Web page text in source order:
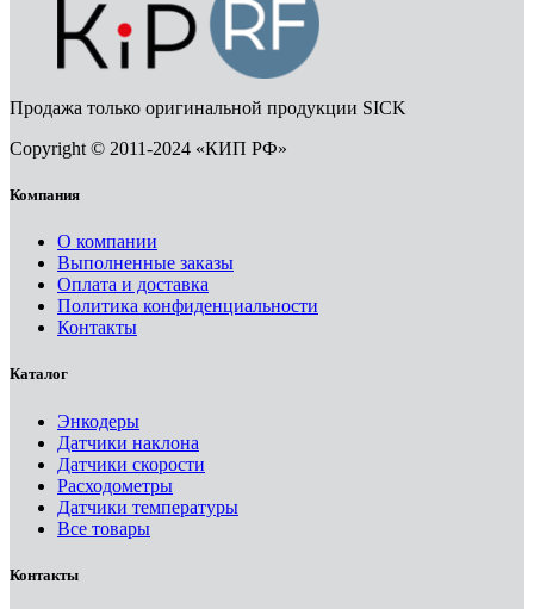
Продажа только оригинальной продукции SICK
Copyright © 2011-2024 «КИП РФ»
Компания
О компании
Выполненные заказы
Оплата и доставка
Политика конфиденциальности
Контакты
Каталог
Энкодеры
Датчики наклона
Датчики скорости
Расходометры
Датчики температуры
Все товары
Контакты